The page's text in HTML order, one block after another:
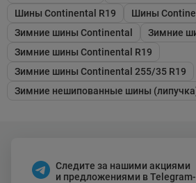
Шины Continental R19
Шины
Зимние шины Continental
Зимние
Зимние шины Continental R19
Зимние шины Continental 255/35 R19
Зимние нешипованные шины
Следите за нашими акциями
и предложениями в